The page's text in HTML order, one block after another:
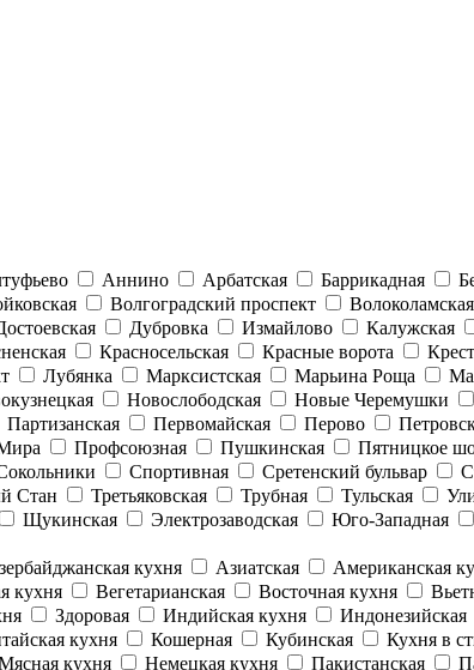
Аннино Арбатская Баррикадная
Волгоградский проспект Волоколамская
Дубровка Измайлово Калужская
Красносельская Красные ворота
Лубянка Марксистская Марьина Роща
Новослободская Новые Черемушки
Партизанская Первомайская Перово
Профсоюзная Пушкинская Пятницкое
Спортивная Сретенский бульвар
Стан Третьяковская Трубная Тульская
Щукинская Электрозаводская Юго-Западная
кухня Азиатская Американская
кухня Вегетарианская Восточная кухня
Здоровая Индийская кухня Индонезийская
кухня Кошерная Кубинская Кухня в
кухня Немецкая кухня Пакистанская